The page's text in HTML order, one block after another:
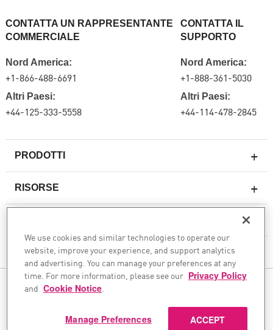
PRODOTTI
Firewall di nuova generazione
Sicurezza della rete cloud
WAF
RISORSE
AZIENDA
CONTATTA UN RAPPRESENTANTE
COMMERCIALE
Nord America:
+1-866-488-6691
Altri Paesi:
+44-125-333-5558
CONTATTA IL
SUPPORTO
Nord America:
+1-888-361-5030
Altri Paesi:
+44-114-478-2845
SEGUICI
Garantiamo la tua trasformazione sicura dell'IA
© 1994–2026 Check Point Software Technologies Ltd. Tutti i diritti riservati.
We use cookies and similar technologies to operate our
website, improve your experience, and support analytics
and advertising. You can manage your preferences at any
time. For more information, please see our Privacy Policy
and Cookie Notice.
ACCEPT
Manage Preferences